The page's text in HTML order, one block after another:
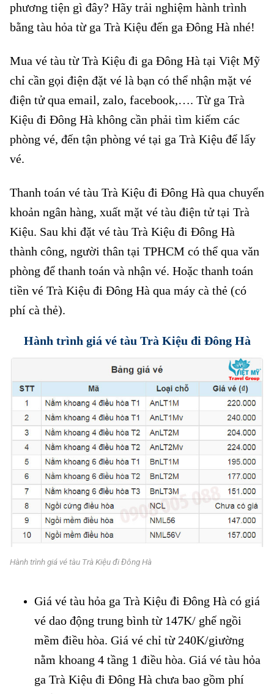
phương tiện gì đây? Hãy trải nghiệm hành trình
bằng tàu hỏa từ ga Trà Kiệu đến ga Đông Hà nhé!
Mua vé tàu từ Trà Kiệu đi ga Đông Hà tại Việt Mỹ
chỉ cần gọi điện đặt vé là bạn có thể nhận mặt vé
điện tử qua email, zalo, facebook,…. Từ ga Trà
Kiệu đi Đông Hà không cần phải tìm kiếm các
phòng vé, đến tận phòng vé tại ga Trà Kiệu để lấy
vé.
Thanh toán vé tàu Trà Kiệu đi Đông Hà qua chuyển
khoản ngân hàng, xuất mặt vé tàu điện tử tại Trà
Kiệu. Sau khi đặt vé tàu Trà Kiệu đi Đông Hà
thành công, người thân tại TPHCM có thể qua văn
phòng để thanh toán và nhận vé. Hoặc thanh toán
tiền vé Trà Kiệu đi Đông Hà qua máy cà thẻ (có
phí cà thẻ).
Hành trình giá vé tàu Trà Kiệu đi Đông Hà
Hành trình giá vé tàu Trà Kiệu đi Đông Hà
Giá vé tàu hỏa ga Trà Kiệu đi Đông Hà có giá
vé dao động trung bình từ 147K/ ghế ngồi
mềm điều hòa. Giá vé chỉ từ 240K/giường
nằm khoang 4 tầng 1 điều hòa. Giá vé tàu hỏa
ga Trà Kiệu đi Đông Hà chưa bao gồm phí